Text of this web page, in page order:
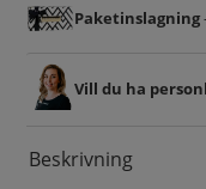
Paketinslagning
Vill du ha
Beskrivning